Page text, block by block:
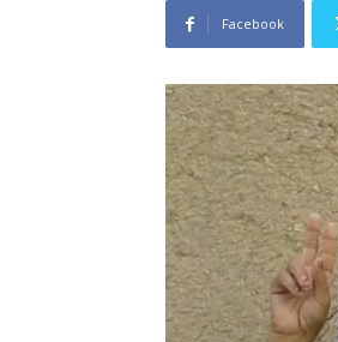
Facebook